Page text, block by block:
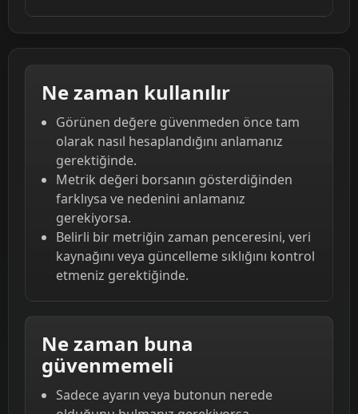
Ne zaman kullanılır
Görünen değere güvenmeden önce tam
olarak nasıl hesaplandığını anlamanız
gerektiğinde.
Metrik değeri borsanın gösterdiğinden
farklıysa ve nedenini anlamanız
gerekiyorsa.
Belirli bir metriğin zaman penceresini, veri
kaynağını veya güncelleme sıklığını kontrol
etmeniz gerektiğinde.
Ne zaman buna
güvenmemeli
Sadece ayarın veya butonun nerede